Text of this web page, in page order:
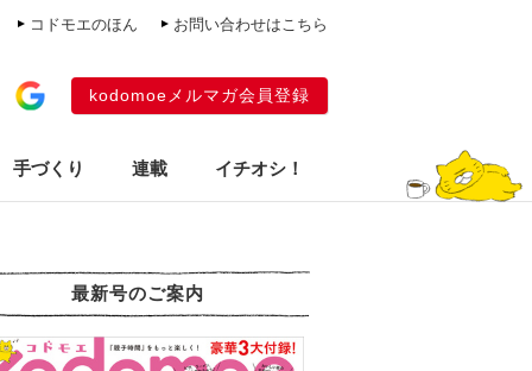
コドモエのほん お問い合わせはこちら
kodomoeメルマガ会員登録
手づくり 連載 イチオシ！
最新号のご案内